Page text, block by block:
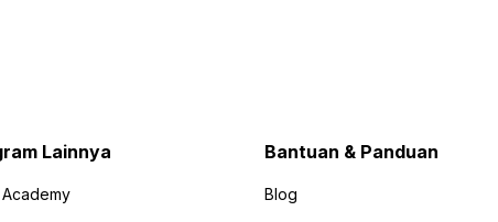
Lainnya Bantuan & Panduan
Blog